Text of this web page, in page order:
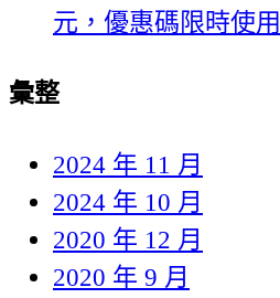
元，優惠碼限時使用
彙整
2024 年 11 月
2024 年 10 月
2020 年 12 月
2020 年 9 月